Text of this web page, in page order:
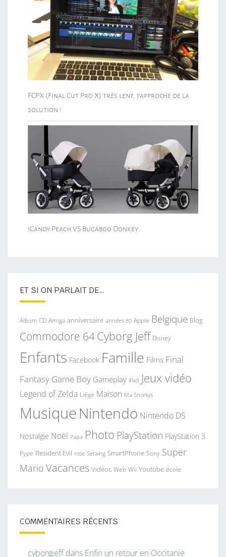
FCPX (Final Cut Pro X) très lent, j’approche de la
solution !
iCandy Peach VS Bugaboo Donkey
ET SI ON PARLAIT DE…
Album CD Amiga anniversaire années 80 Apple Belgique Blog
Commodore 64Cyborg Jeff Disney
Enfants Facebook Famille Films Final
Fantasy Game Boy Gameplay iPad Jeux vidéo
Legend of Zelda Liège Maison Ma Snorkys
MusiqueNintendo Nintendo DS
Nostalgie Noël Papa Photo PlayStation PlayStation 3
Pype Resident Evil rose Seraing SmartPhone Sony Super
Mario Vacances Vidéos Web Wii Youtube école
COMMENTAIRES RÉCENTS
cyborgjeffdans Enfin un retour en Occitanie